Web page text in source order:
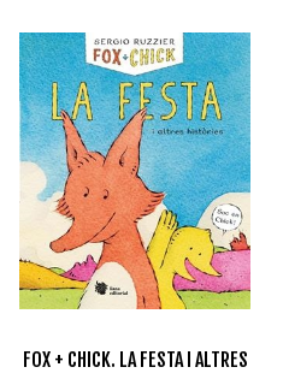
FOX + CHICK. LA FESTA I ALTRES